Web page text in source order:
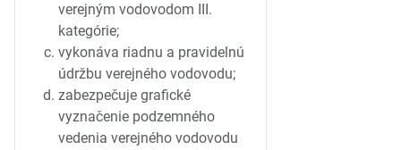
verejným vodovodom III.
kategórie;
vykonáva riadnu a pravidelnú
údržbu verejného vodovodu;
zabezpečuje grafické
vyznačenie podzemného
vedenia verejného vodovodu